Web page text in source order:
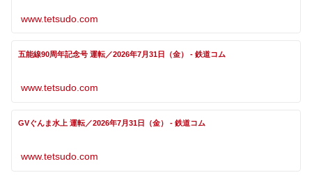
www.tetsudo.com
五能線90周年記念号 運転／2026年7月31日（金） - 鉄道コム
www.tetsudo.com
GVぐんま水上 運転／2026年7月31日（金） - 鉄道コム
www.tetsudo.com